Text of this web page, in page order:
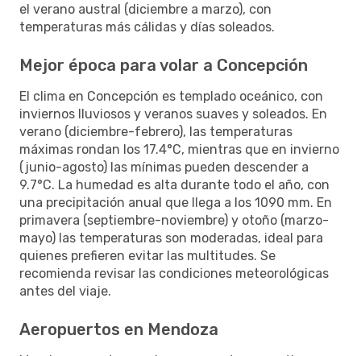
el verano austral (diciembre a marzo), con
temperaturas más cálidas y días soleados.
Mejor época para volar a Concepción
El clima en Concepción es templado oceánico, con
inviernos lluviosos y veranos suaves y soleados. En
verano (diciembre-febrero), las temperaturas
máximas rondan los 17.4°C, mientras que en invierno
(junio-agosto) las mínimas pueden descender a
9.7°C. La humedad es alta durante todo el año, con
una precipitación anual que llega a los 1090 mm. En
primavera (septiembre-noviembre) y otoño (marzo-
mayo) las temperaturas son moderadas, ideal para
quienes prefieren evitar las multitudes. Se
recomienda revisar las condiciones meteorológicas
antes del viaje.
Aeropuertos en Mendoza